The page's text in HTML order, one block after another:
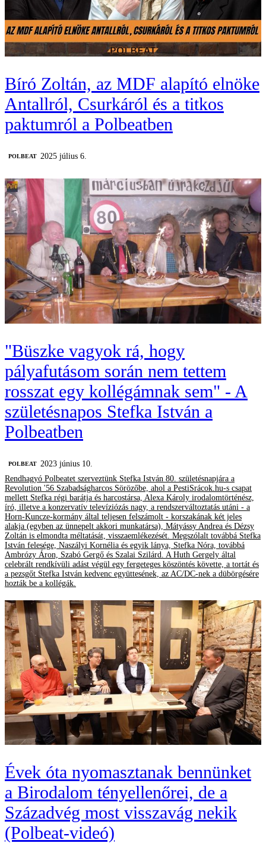
Bíró Zoltán, az MDF alapító elnöke
Antallról, Csurkáról és a titkos
paktumról a Polbeatben
‎POLBEAT 2025 július 6.
"Büszke vagyok rá, hogy
pályafutásom során nem tettem
rosszat egy kollégámnak sem" - A
születésnapos Stefka István a
Polbeatben
‎POLBEAT
2023 június 10.
Rendhagyó Polbeatet szerveztünk Stefka István 80. születésnapjára a
Revolution '56 Szabadságharcos Sörözőbe, ahol a PestiSrácok.hu-s csapat
mellett Stefka régi barátja és harcostársa, Alexa Károly irodalomtörténész,
író, illetve a konzervatív televíziózás nagy, a rendszerváltoztatás utáni - a
Horn-Kuncze-kormány által teljesen felszámolt - korszakának két jeles
alakja (egyben az ünnepelt akkori munkatársa), Mátyássy Andrea és Dézsy
Zoltán is elmondta méltatását, visszaemlékezését. Megszólalt továbbá Stefka
István felesége, Naszályi Kornélia és egyik lánya, Stefka Nóra, továbbá
Ambrózy Áron, Szabó Gergő és Szalai Szilárd. A Huth Gergely által
celebrált rendkívüli adást végül egy fergeteges köszöntés követte, a tortát és
a pezsgőt Stefka István kedvenc együttesének, az AC/DC-nek a dübörgésére
hozták be a kollégák.
Évek óta nyomasztanak bennünket
a Birodalom tényellenőrei, de a
Századvég most visszavág nekik
(Polbeat-videó)